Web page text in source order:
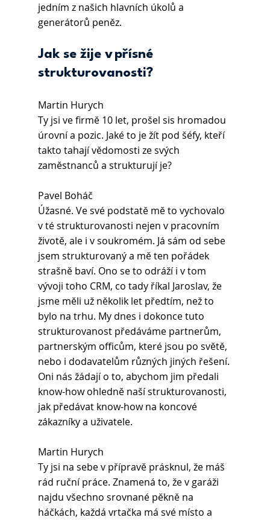
jedním z našich hlavních úkolů a
generátorů peněz.
Jak se žije v přísné
strukturovanosti?
Martin Hurych
Ty jsi ve firmě 10 let, prošel sis hromadou
úrovní a pozic. Jaké to je žít pod šéfy, kteří
takto tahají vědomosti ze svých
zaměstnanců a strukturují je?
Pavel Boháč
Úžasné. Ve své podstatě mě to vychovalo
v té strukturovanosti nejen v pracovním
životě, ale i v soukromém. Já sám od sebe
jsem strukturovaný a mě ten pořádek
strašně baví. Ono se to odráží i v tom
vývoji toho CRM, co tady říkal Jaroslav, že
jsme měli už několik let předtím, než to
bylo na trhu. My dnes i dokonce tuto
strukturovanost předáváme partnerům,
partnerským officům, které jsou po světě,
nebo i dodavatelům různých jiných řešení.
Oni nás žádají o to, abychom jim předali
know-how ohledně naší strukturovanosti,
jak předávat know-how na koncové
zákazníky a uživatele.
Martin Hurych
Ty jsi na sebe v přípravě prásknul, že máš
rád ruční práce. Znamená to, že v garáži
najdu všechno srovnané pěkně na
háčkách, každá vrtačka má své místo a